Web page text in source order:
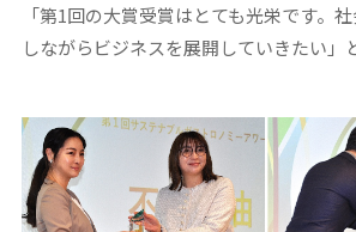
「第1回の大賞受賞はとても光栄です。
しながらビジネスを展開していきたい」